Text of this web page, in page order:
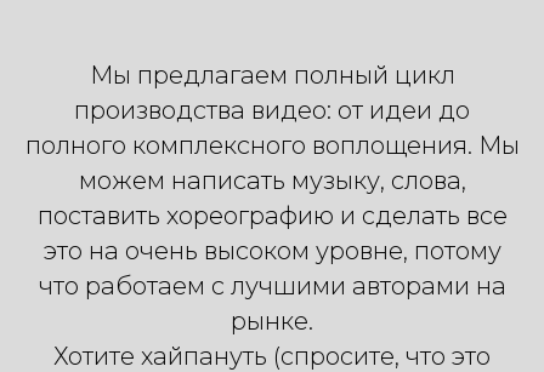
Мы предлагаем полный цикл
производства видео: от идеи до
полного комплексного воплощения. Мы
можем написать музыку, слова,
поставить хореографию и сделать все
это на очень высоком уровне, потому
что работаем с лучшими авторами на
рынке.
Хотите хайпануть (спросите, что это